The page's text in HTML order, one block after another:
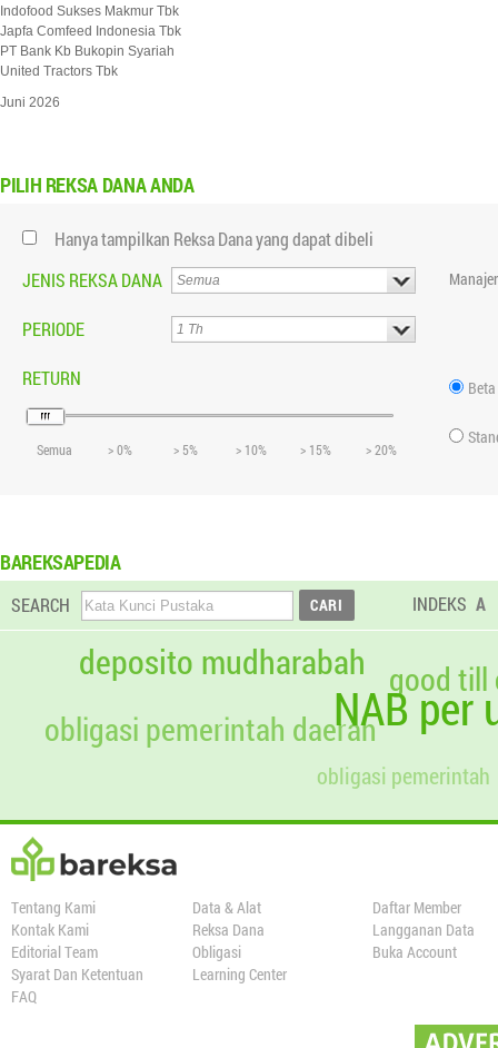
Indofood Sukses Makmur Tbk
Japfa Comfeed Indonesia Tbk
PT Bank Kb Bukopin Syariah
United Tractors Tbk
Juni 2026
PILIH REKSA DANA ANDA
Hanya tampilkan Reksa Dana yang dapat dibeli
JENIS REKSA DANA
PERIODE
RETURN
Semua > 0% > 5% > 10% > 15% > 20%
Beta
BAREKSAPEDIA
SEARCH INDEKS A
NAB per
deposito mudharabah
obligasi pemerintah
obligasi pemerintah daerah
good till
Tentang Kami
Kontak Kami
Editorial Team
Syarat Dan Ketentuan
FAQ
Data & Alat
Reksa Dana
Obligasi
Learning Center
Daftar Member
Langganan Data
Buka Account